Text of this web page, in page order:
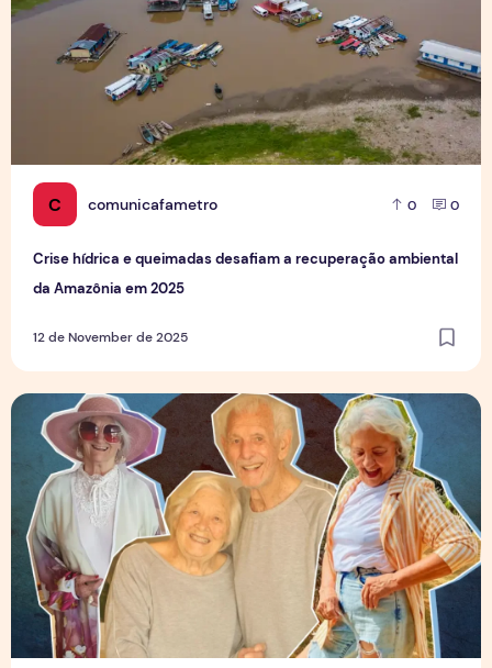
C comunicafametro 0 0
Crise hídrica e queimadas desafiam a recuperação ambiental
da Amazônia em 2025
12 de November de 2025
Idosos em evidência: a nova vitalidade da terceira idade